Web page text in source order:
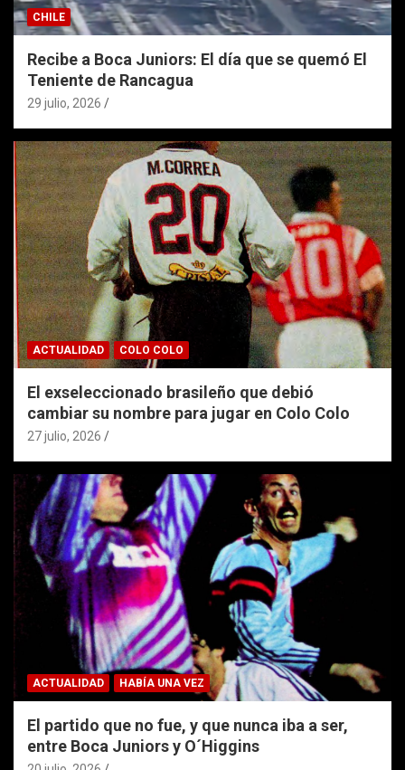
CHILE
Recibe a Boca Juniors: El día que se quemó El
Teniente de Rancagua
29 julio, 2026
ACTUALIDAD COLO COLO
El exseleccionado brasileño que debió
cambiar su nombre para jugar en Colo Colo
27 julio, 2026
ACTUALIDAD HABÍA UNA VEZ
El partido que no fue, y que nunca iba a ser,
entre Boca Juniors y O´Higgins